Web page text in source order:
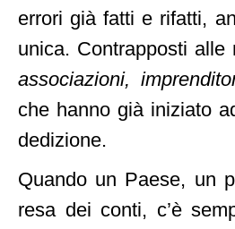
errori già fatti e rifatti,
unica. Contrapposti alle
associazioni,
che hanno già iniziato
dedizione.
Quando un Paese, un
resa dei conti, c’è